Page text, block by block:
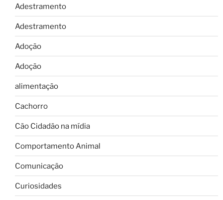
Adestramento
Adestramento
Adoção
Adoção
alimentação
Cachorro
Cão Cidadão na mídia
Comportamento Animal
Comunicação
Curiosidades